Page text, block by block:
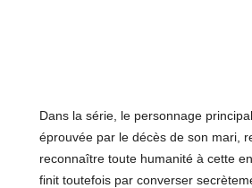
Dans la série, le personnage
éprouvée par le décès de son mari,
reconnaître toute humanité à cette
finit toutefois par converser